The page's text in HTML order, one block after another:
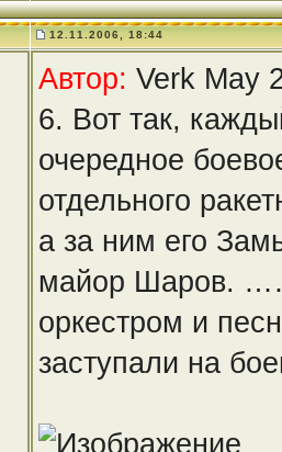
12.11.2006, 18:44
Автор: Verk May
6. Вот так,
очередное
отдельного
а за ним его
майор Шаров.
оркестром и
заступали на